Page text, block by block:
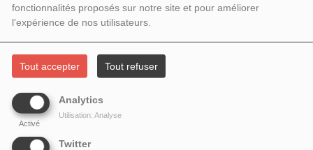
fonctionnalités proposés sur notre site et pour améliorer
l'expérience de nos utilisateurs.
Tout accepter Tout refuser
Analytics
Activé
Utilisation: Analyse
Twitter